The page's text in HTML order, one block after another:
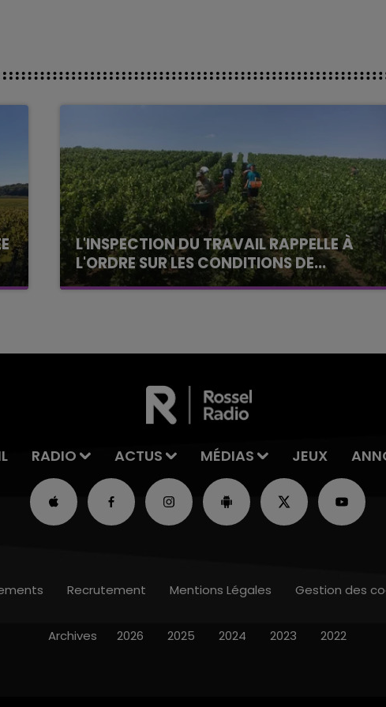
L'INSPECTION DU TRAVAIL RAPPELLE À
L'ORDRE SUR LES CONDITIONS DE...
Alors que les dates de début des vendange
RADIO ACTUS MÉDIAS JEUX
Recrutement Mentions Légales Gestion des
Archives 2026 2025 2024 2023 2022